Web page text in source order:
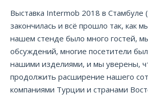
Выставка Intermob 2018 в Стамбуле
закончилась и всё прошло так, как
нашем стенде было много гостей,
обсуждений, многие посетители
нашими изделиями, и мы уверены,
продолжить расширение нашего
компаниями Турции и странами